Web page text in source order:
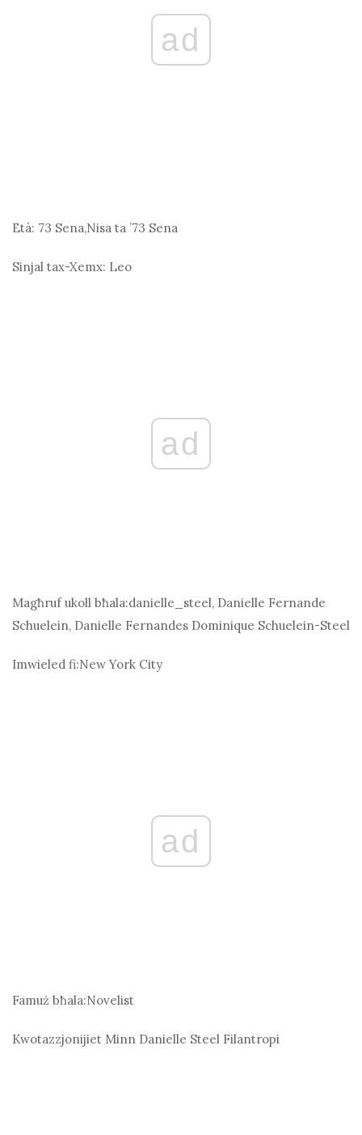
ad
Età: 73 Sena,Nisa ta ’73 Sena
Sinjal tax-Xemx: Leo
ad
Magħruf ukoll bħala:danielle_steel, Danielle Fernande
Schuelein, Danielle Fernandes Dominique Schuelein-Steel
Imwieled fi:New York City
ad
Famuż bħala:Novelist
Kwotazzjonijiet Minn Danielle Steel Filantropi